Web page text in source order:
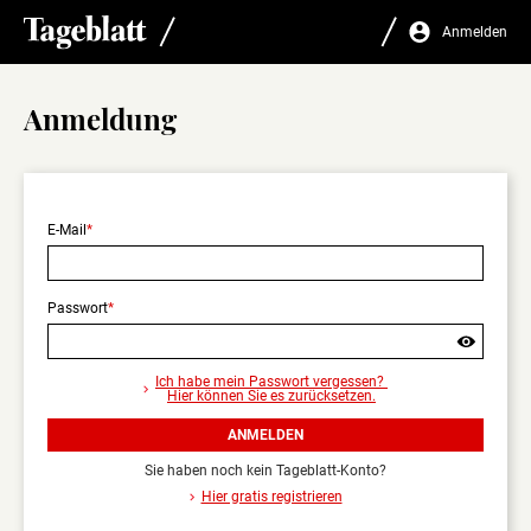
Sie
sicher,
Sie
sich
abmelden
wollen?
Nur
Anmelden
Anmeldung
E-Mail
Passwort
Ich habe mein Passwort vergessen?
Hier können Sie es zurücksetzen.
ANMELDEN
Sie haben noch kein Tageblatt-Konto?
Hier gratis registrieren